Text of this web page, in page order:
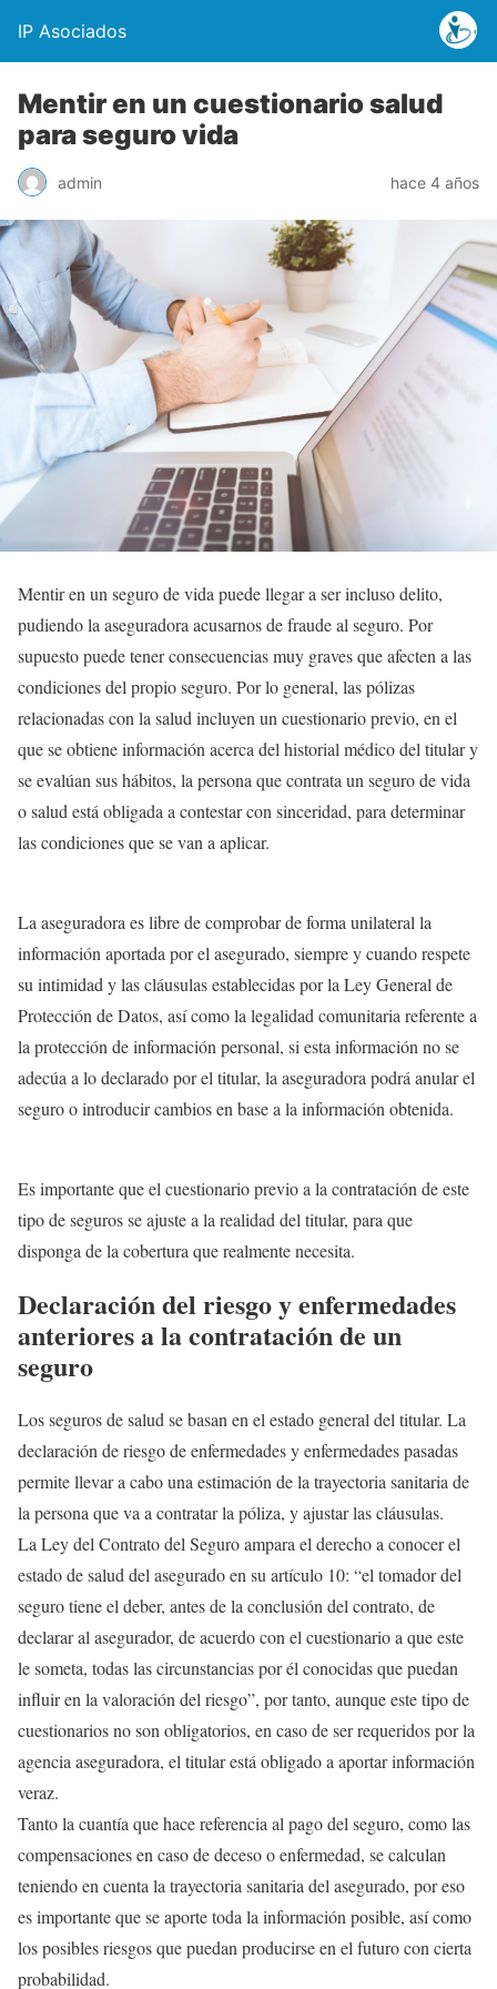
IP Asociados
Mentir en un cuestionario salud
para seguro vida
admin hace 4 años
Mentir en un seguro de vida puede llegar a ser incluso delito,
pudiendo la aseguradora acusarnos de fraude al seguro. Por
supuesto puede tener consecuencias muy graves que afecten a las
condiciones del propio seguro. Por lo general, las pólizas
relacionadas con la salud incluyen un cuestionario previo, en el
que se obtiene información acerca del historial médico del titular y
se evalúan sus hábitos, la persona que contrata un seguro de vida
o salud está obligada a contestar con sinceridad, para determinar
las condiciones que se van a aplicar.
La aseguradora es libre de comprobar de forma unilateral la
información aportada por el asegurado, siempre y cuando respete
su intimidad y las cláusulas establecidas por la Ley General de
Protección de Datos, así como la legalidad comunitaria referente a
la protección de información personal, si esta información no se
adecúa a lo declarado por el titular, la aseguradora podrá anular el
seguro o introducir cambios en base a la información obtenida.
Es importante que el cuestionario previo a la contratación de este
tipo de seguros se ajuste a la realidad del titular, para que
disponga de la cobertura que realmente necesita.
Declaración del riesgo y enfermedades
anteriores a la contratación de un
seguro
Los seguros de salud se basan en el estado general del titular. La
declaración de riesgo de enfermedades y enfermedades pasadas
permite llevar a cabo una estimación de la trayectoria sanitaria de
la persona que va a contratar la póliza, y ajustar las cláusulas.
La Ley del Contrato del Seguro ampara el derecho a conocer el
estado de salud del asegurado en su artículo 10: “el tomador del
seguro tiene el deber, antes de la conclusión del contrato, de
declarar al asegurador, de acuerdo con el cuestionario a que este
le someta, todas las circunstancias por él conocidas que puedan
influir en la valoración del riesgo”, por tanto, aunque este tipo de
cuestionarios no son obligatorios, en caso de ser requeridos por la
agencia aseguradora, el titular está obligado a aportar información
veraz.
Tanto la cuantía que hace referencia al pago del seguro, como las
compensaciones en caso de deceso o enfermedad, se calculan
teniendo en cuenta la trayectoria sanitaria del asegurado, por eso
es importante que se aporte toda la información posible, así como
los posibles riesgos que puedan producirse en el futuro con cierta
probabilidad.